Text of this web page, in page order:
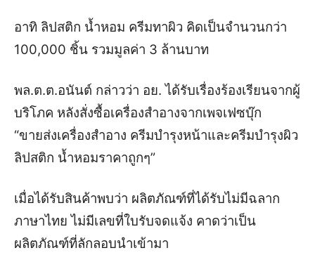
อาทิ ลิปสติก น้ำหอม ครีมทาผิว คิดเป็นจำนวนกว่า
100,000 ชิ้น รวมมูลค่า 3 ล้านบาท
พล.ต.ต.อนันต์ กล่าวว่า อย. ได้รับเรื่องร้องเรียนจากผู้
บริโภค หลังสั่งซื้อเครื่องสำอางจากเพจเฟซบุ๊ก
“ขายส่งเครื่องสำอาง ครีมบำรุงหน้าและครีมบำรุงผิว
ลิปสติก น้ำหอมราคาถูกๆ”
เมื่อได้รับสินค้าพบว่า ผลิตภัณฑ์ที่ได้รับไม่มีฉลาก
ภาษาไทย ไม่มีเลขที่ใบรับจดแจ้ง คาดว่าเป็น
ผลิตภัณฑ์ที่ลักลอบนำเข้ามา